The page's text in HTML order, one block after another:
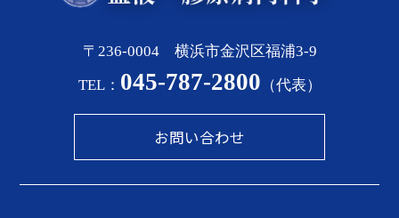
〒236-0004 横浜市金沢区福浦3-9
TEL： 045-787-2800 （代表）
お問い合わせ